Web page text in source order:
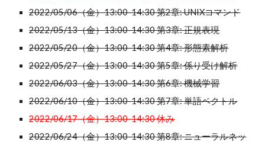
2022/05/06（金）13:00-14:30 第2章: UNIXコマンド
2022/05/13（金）13:00-14:30 第3章: 正規表現
2022/05/20（金）13:00-14:30 第4章: 形態素解析
2022/05/27（金）13:00-14:30 第5章: 係り受け解析
2022/06/03（金）13:00-14:30 第6章: 機械学習
2022/06/10（金）13:00-14:30 第7章: 単語ベクトル
2022/06/17（金）13:00-14:30 休み
2022/06/24（金）13:00-14:30第8章: ニューラルネッ